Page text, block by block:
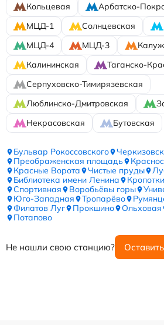
Кольцевая
Арбатско-
МЦД-1
Солнцевская
МЦД-4
МЦД-3
Калининская
Таганско-
Серпуховско-Тимирязевская
Люблинско-Дмитровская
Некрасовская
Бутовская
Бульвар Рокоссовского
Преображенская площадь
Красные Ворота
Чистые пруды
Библиотека имени Ленина
Спортивная
Воробьёвы горы
Юго-Западная
Тропарёво
Филатов Луг
Прокшино Ольховая
Потапово
Не нашли свою станцию?